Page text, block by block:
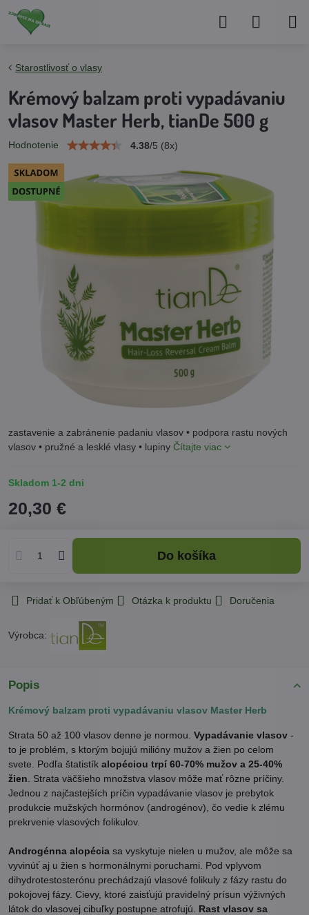
Starostlivosť o vlasy
Krémový balzam proti vypadávaniu
vlasov Master Herb, tianDe 500 g
Hodnotenie 4.38/5 (8x)
zastavenie a zabránenie padaniu vlasov • podpora rastu nových
vlasov • pružné a lesklé vlasy • lupiny Čítajte viac
Skladom 1-2 dni
20,30 €
Do košíka
Pridať k Obľúbeným Otázka k produktu Doručenia
Výrobca:
Popis
Krémový balzam proti vypadávaniu vlasov Master Herb
Strata 50 až 100 vlasov denne je normou. Vypadávanie vlasov -
to je problém, s ktorým bojujú milióny mužov a žien po celom
svete. Podľa štatistík alopéciou trpí 60-70% mužov a 25-40%
žien . Strata väčšieho množstva vlasov môže mať rôzne príčiny.
Jednou z najčastejších príčin vypadávanie vlasov je prebytok
produkcie mužských hormónov (androgénov), čo vedie k zlému
prekrvenie vlasových folikulov.
Androgénna alopécia sa vyskytuje nielen u mužov, ale môže sa
vyvinúť aj u žien s hormonálnymi poruchami. Pod vplyvom
dihydrotestosterónu prechádzajú vlasové folikuly z fázy rastu do
pokojovej fázy. Cievy, ktoré zaisťujú pravidelný prísun výživných
látok do vlasovej cibuľky postupne atrofujú. Rast vlasov sa